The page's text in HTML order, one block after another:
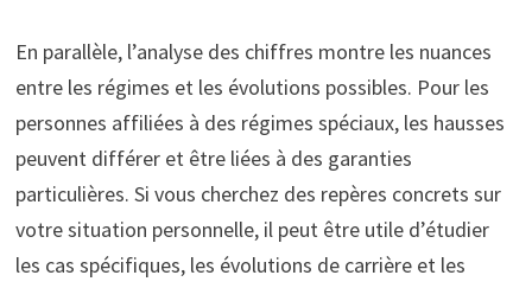
En parallèle, l’analyse des chiffres montre les nuances
entre les régimes et les évolutions possibles. Pour les
personnes affiliées à des régimes spéciaux, les hausses
peuvent différer et être liées à des garanties
particulières. Si vous cherchez des repères concrets sur
votre situation personnelle, il peut être utile d’étudier
les cas spécifiques, les évolutions de carrière et les